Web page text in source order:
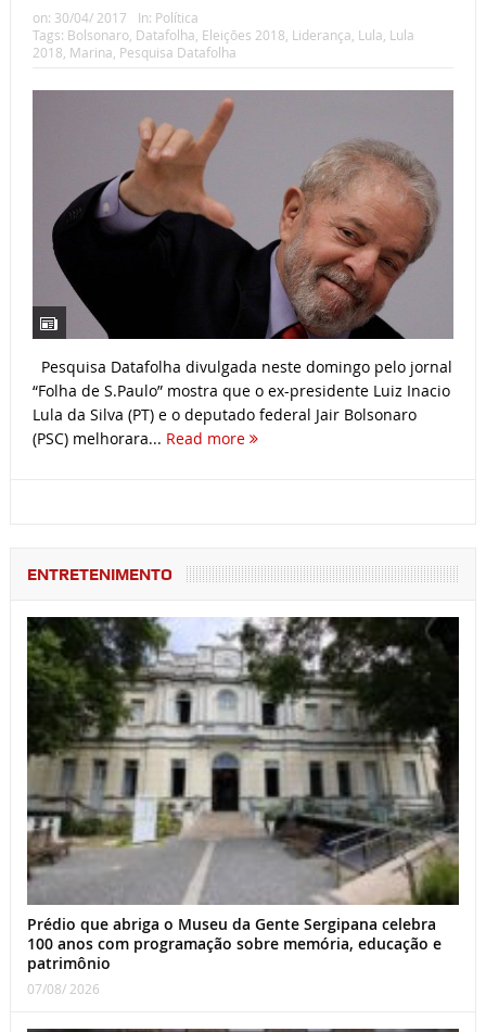
on: 30/04/ 2017 In: Política
Tags: Bolsonaro, Datafolha Eleições 2018 Liderança Lula Lula
2018 Marina Pesquisa Datafolha
Pesquisa Datafolha divulgada neste domingo pelo jornal
“Folha de S.Paulo” mostra que o ex-presidente Luiz Inacio
Lula da Silva (PT) e o deputado federal Jair Bolsonaro
(PSC) melhorara... Read more
ENTRETENIMENTO
Prédio que abriga o Museu da Gente Sergipana celebra
100 anos com programação sobre memória, educação e
patrimônio
07/08/ 2026